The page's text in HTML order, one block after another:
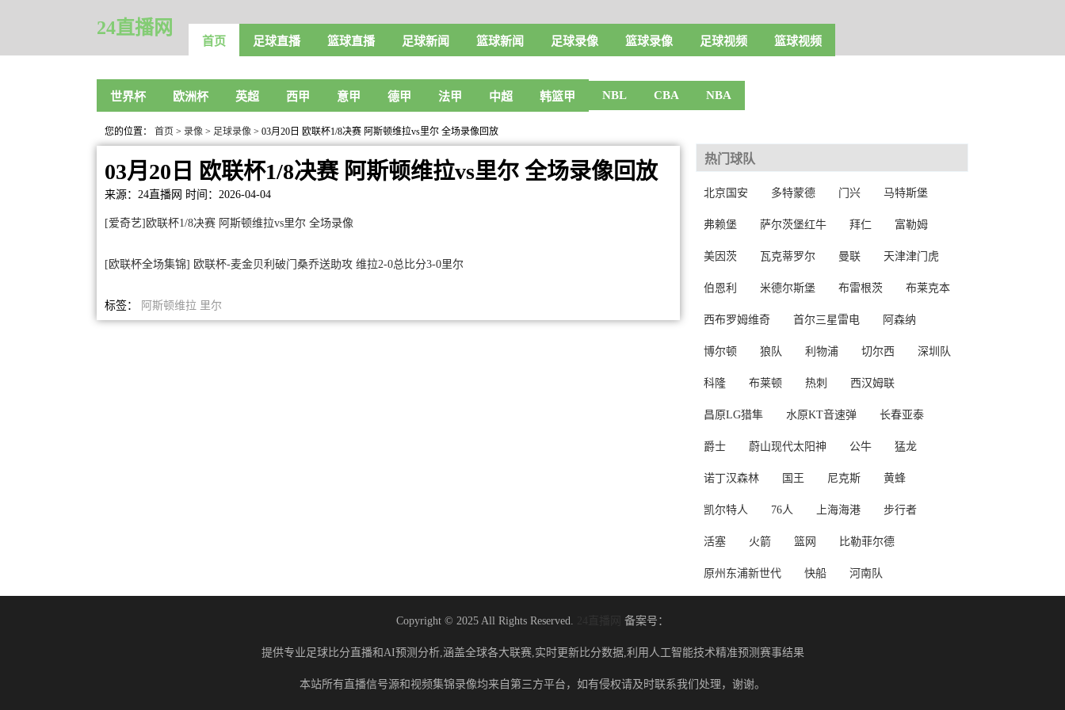
24直播网
首页 足球直播 篮球直播 足球新闻 篮球新闻 足球录像 篮球录像 足球视频 篮球视频
世界杯 欧洲杯 英超 西甲 意甲 德甲 法甲 中超 韩篮甲 NBL CBA NBA
您的位置： 首页 > 录像 > 足球录像 > 03月20日 欧联杯1/8决赛 阿斯顿维拉vs里尔 全场录像回放
03月20日 欧联杯1/8决赛 阿斯顿维拉vs里尔 全场录像回放
来源：24直播网 时间：2026-04-04
[爱奇艺]欧联杯1/8决赛 阿斯顿维拉vs里尔 全场录像
[欧联杯全场集锦] 欧联杯-麦金贝利破门桑乔送助攻 维拉2-0总比分3-0里尔
标签： 阿斯顿维拉 里尔
热门球队
北京国安 多特蒙德 门兴 马特斯堡
弗赖堡 萨尔茨堡红牛 拜仁 富勒姆
美因茨 瓦克蒂罗尔 曼联 天津津门虎
伯恩利 米德尔斯堡 布雷根茨 布莱克本
西布罗姆维奇 首尔三星雷电 阿森纳
博尔顿 狼队 利物浦 切尔西 深圳队
科隆 布莱顿 热刺 西汉姆联
昌原LG猎隼 水原KT音速弹 长春亚泰
爵士 蔚山现代太阳神 公牛 猛龙
诺丁汉森林 国王 尼克斯 黄蜂
凯尔特人 76人 上海海港 步行者
活塞 火箭 篮网 比勒菲尔德
原州东浦新世代 快船 河南队
Copyright © 2025 All Rights Reserved. 备案号：
提供专业足球比分直播和AI预测分析,涵盖全球各大联赛,实时更新比分数据,利用人工智能技术精准预测赛事结果
本站所有直播信号源和视频集锦录像均来自第三方平台，如有侵权请及时联系我们处理，谢谢。